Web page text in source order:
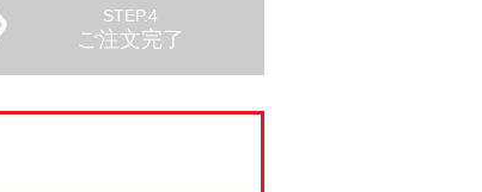
STEP.4
ご注文完了